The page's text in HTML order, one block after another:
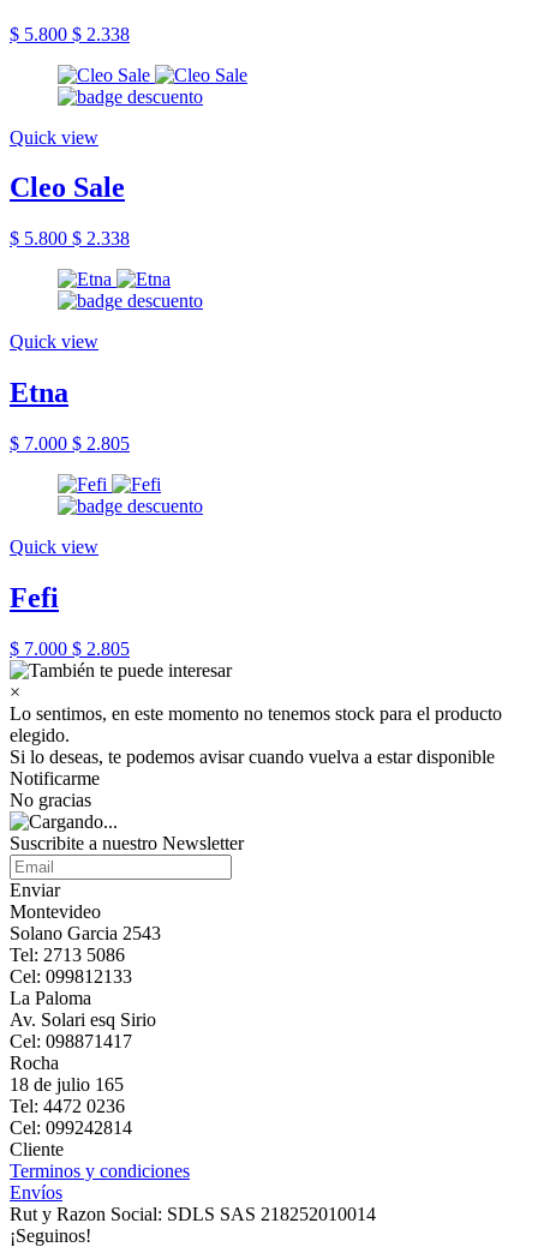
$ 5.800 $ 2.338
Quick view
Cleo Sale
$ 5.800 $ 2.338
Quick view
Etna
$ 7.000 $ 2.805
Quick view
Fefi
$ 7.000 $ 2.805
×
Lo sentimos, en este momento no tenemos stock para el producto
elegido.
Si lo deseas, te podemos avisar cuando vuelva a estar disponible
Notificarme
No gracias
Suscribite a nuestro Newsletter
Enviar
Montevideo
Solano Garcia 2543
Tel: 2713 5086
Cel: 099812133
La Paloma
Av. Solari esq Sirio
Cel: 098871417
Rocha
18 de julio 165
Tel: 4472 0236
Cel: 099242814
Cliente
Terminos y condiciones
Envíos
Rut y Razon Social: SDLS SAS 218252010014
¡Seguinos!